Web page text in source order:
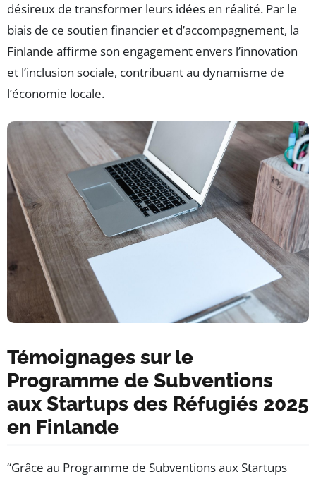
désireux de transformer leurs idées en réalité. Par le
biais de ce soutien financier et d’accompagnement, la
Finlande affirme son engagement envers l’innovation
et l’inclusion sociale, contribuant au dynamisme de
l’économie locale.
Témoignages sur le
Programme de Subventions
aux Startups des Réfugiés 2025
en Finlande
“Grâce au Programme de Subventions aux Startups